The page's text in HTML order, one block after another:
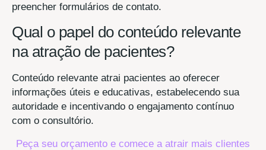
preencher formulários de contato.
Qual o papel do conteúdo relevante
na atração de pacientes?
Conteúdo relevante atrai pacientes ao oferecer
informações úteis e educativas, estabelecendo sua
autoridade e incentivando o engajamento contínuo
com o consultório.
Peça seu orçamento e comece a atrair mais clientes